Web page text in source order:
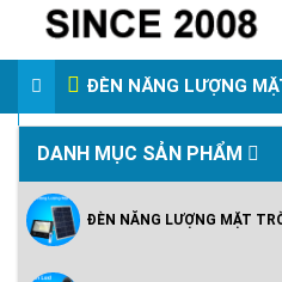
ĐÈN NĂNG LƯỢNG
VIDEO ĐÈN PHA ĐIỆN 220V
DANH MỤC SẢN PHẨM
ĐÈN NĂNG LƯỢNG MẶT